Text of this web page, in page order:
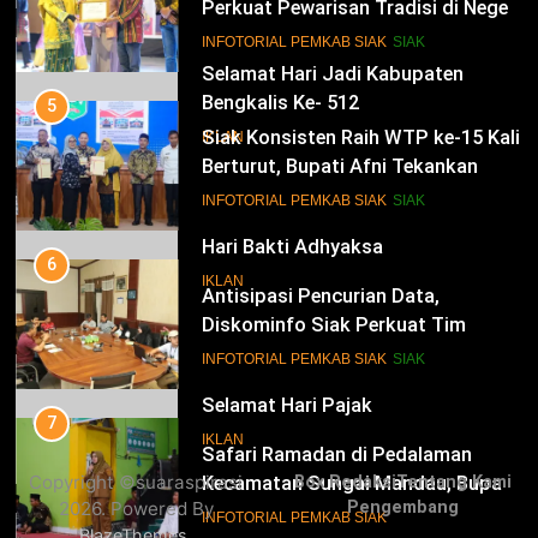
14
Selamat Hari Jadi Kabupaten
Bengkalis Ke- 512
IKLAN
15
Hari Bakti Adhyaksa
IKLAN
16
Selamat Hari Pajak
IKLAN
17
Perkuat Pewarisan Tradisi di Negeri
Istana
INFOTORIAL PEMKAB SIAK SIAK
5
Siak Konsisten Raih WTP ke-15 Kali
Berturut, Bupati Afni Tekankan
Penguatan Tata Kelola Keuangan
INFOTORIAL PEMKAB SIAK SIAK
6
Antisipasi Pencurian Data,
Diskominfo Siak Perkuat Tim
Tanggap Insiden Siber Mendukung
INFOTORIAL PEMKAB SIAK SIAK
7
Safari Ramadan di Pedalaman
Kecamatan Sungai Mandau, Bupati
Siak Jemput Aspirasi Warga
INFOTORIAL PEMKAB SIAK
Copyright ©suaraspirasi
2026. Powered By
Box RedaksiTentang Kami
Pengembang